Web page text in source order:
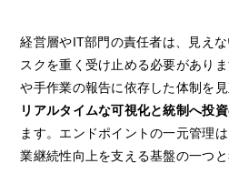
経営層やIT部門の責任者は、見え
スクを重く受け止める必要があり
や手作業の報告に依存した体制を見
リアルタイムな可視化と統制へ投
ます。エンドポイントの一元管理
業継続性向上を支える基盤の一つと